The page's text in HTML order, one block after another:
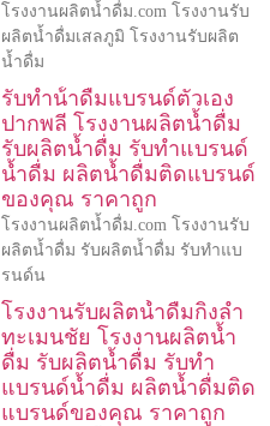
โรงงานผลิตน้ำดื่ม.com โรงงานรับ
ผลิตน้ำดื่มเสลภูมิ โรงงานรับผลิต
น้ำดื่ม
รับทําน้ําดื่มแบรนด์ตัวเอง
ปากพลี โรงงานผลิตน้ำดื่ม
รับผลิตน้ำดื่ม รับทำแบรนด์
น้ำดื่ม ผลิตน้ำดื่มติดแบรนด์
ของคุณ ราคาถูก
โรงงานผลิตน้ำดื่ม.com โรงงานรับ
ผลิตน้ำดื่ม รับผลิตน้ำดื่ม รับทำแบ
รนด์น
โรงงานรับผลิตน้ำดื่มกิ่งลำ
ทะเมนชัย โรงงานผลิตน้ำ
ดื่ม รับผลิตน้ำดื่ม รับทำ
แบรนด์น้ำดื่ม ผลิตน้ำดื่มติด
แบรนด์ของคุณ ราคาถูก